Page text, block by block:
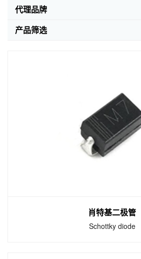
代理品牌
产品筛选
肖特基二极管
Schottky diode